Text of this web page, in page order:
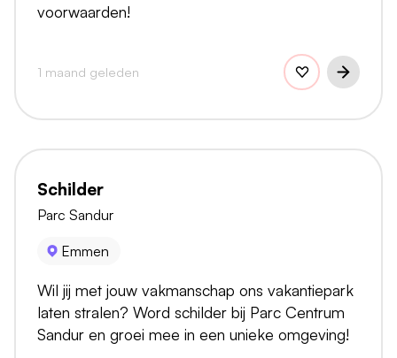
voorwaarden!
1 maand geleden
Schilder
Parc Sandur
Emmen
Wil jij met jouw vakmanschap ons vakantiepark
laten stralen? Word schilder bij Parc Centrum
Sandur en groei mee in een unieke omgeving!